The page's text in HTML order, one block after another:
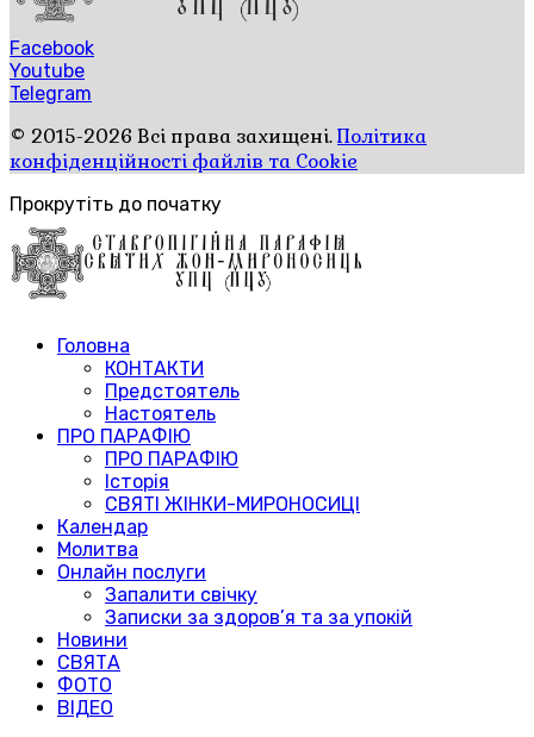
Facebook
Youtube
Telegram
© 2015-2026 Всі права захищені.Політика
конфіденційності файлів та Cookie
Прокрутіть до початку
Головна
КОНТАКТИ
Предстоятель
Настоятель
ПРО ПАРАФІЮ
ПРО ПАРАФІЮ
Історія
СВЯТІ ЖІНКИ-МИРОНОСИЦІ
Календар
Молитва
Онлайн послуги
Запалити свічку
Записки за здоров’я та за упокій
Новини
СВЯТА
ФОТО
ВІДЕО